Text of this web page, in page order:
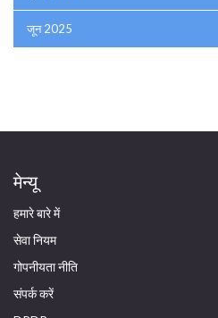
जून 2025
मेन्यू
हमारे बारे में
सेवा नियम
गोपनीयता नीति
संपर्क करें